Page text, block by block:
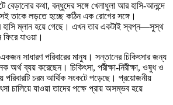
বেড়ানোর কথা, বন্ধুদের সঙ্গে খেলাধুলা আর হাসি-আনন্দে
তাকে লড়তে হচ্ছে কঠিন এক রোগের সঙ্গে।
হাসি ম্লান হয়ে গেছে। এখন তার একটাই স্বপ্ন—সুস্থ
যাওয়া।
একজন সাধারণ পরিবারের মানুষ। সন্তানের চিকিৎসার জন্য
অর্থ ব্যয় করেছেন। চিকিৎসা, পরীক্ষা-নিরীক্ষা, ওষুধ ও
পরিবারটি চরম আর্থিক সংকটে পড়েছে। প্রয়োজনীয়
চালিয়ে যাওয়া তাদের পক্ষে প্রায় অসম্ভব হয়ে